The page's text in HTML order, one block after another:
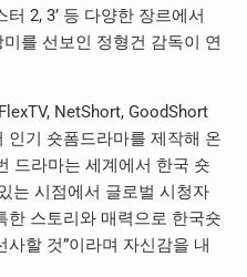
터 2, 3’ 등 다양한 장르에서
를 선보인 정형건 감독이 연
NetShort, GoodShort
인기 숏폼드라마를 제작해 온
드라마는 세계에서 한국 숏
는 시점에서 글로벌 시청자
한 스토리와 매력으로 한국숏
할 것”이라며 자신감을 내